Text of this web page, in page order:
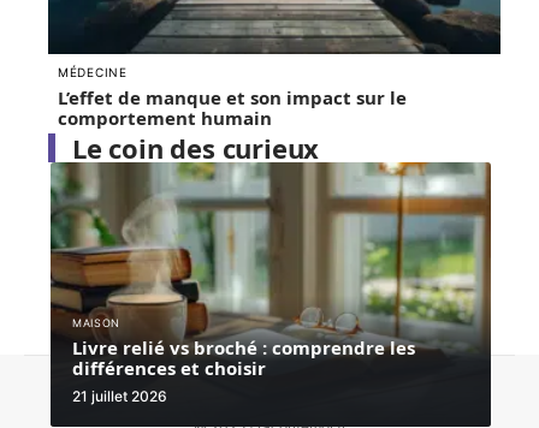
MÉDECINE
L’effet de manque et son impact sur le
comportement humain
Le coin des curieux
MAISON
Livre relié vs broché : comprendre les
différences et choisir
21 juillet 2026